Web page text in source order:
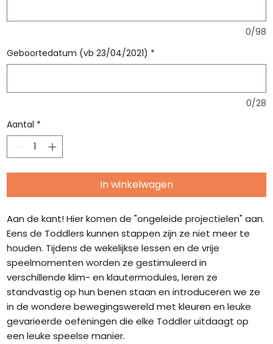
0/98
Geboortedatum (vb 23/04/2021) *
0/28
Aantal *
In winkelwagen
Aan de kant! Hier komen de "ongeleide projectielen" aan.
Eens de Toddlers kunnen stappen zijn ze niet meer te
houden. Tijdens de wekelijkse lessen en de vrije
speelmomenten worden ze gestimuleerd in
verschillende klim- en klautermodules, leren ze
standvastig op hun benen staan en introduceren we ze
in de wondere bewegingswereld met kleuren en leuke
gevarieerde oefeningen die elke Toddler uitdaagt op
een leuke speelse manier.